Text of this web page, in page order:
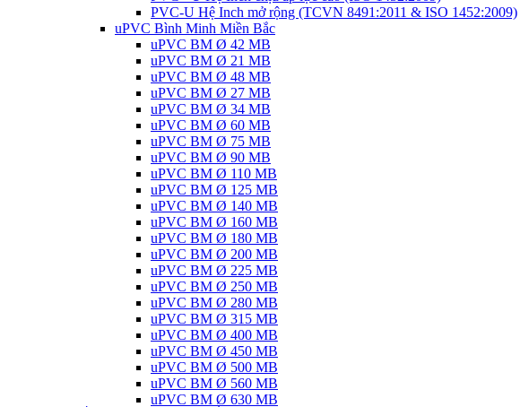
PVC-U Hệ Inch mở rộng (TCVN 8491:2011 & ISO 1452:2009)
uPVC Bình Minh Miền Bắc
uPVC BM Ø 42 MB
uPVC BM Ø 21 MB
uPVC BM Ø 48 MB
uPVC BM Ø 27 MB
uPVC BM Ø 34 MB
uPVC BM Ø 60 MB
uPVC BM Ø 75 MB
uPVC BM Ø 90 MB
uPVC BM Ø 110 MB
uPVC BM Ø 125 MB
uPVC BM Ø 140 MB
uPVC BM Ø 160 MB
uPVC BM Ø 180 MB
uPVC BM Ø 200 MB
uPVC BM Ø 225 MB
uPVC BM Ø 250 MB
uPVC BM Ø 280 MB
uPVC BM Ø 315 MB
uPVC BM Ø 400 MB
uPVC BM Ø 450 MB
uPVC BM Ø 500 MB
uPVC BM Ø 560 MB
uPVC BM Ø 630 MB